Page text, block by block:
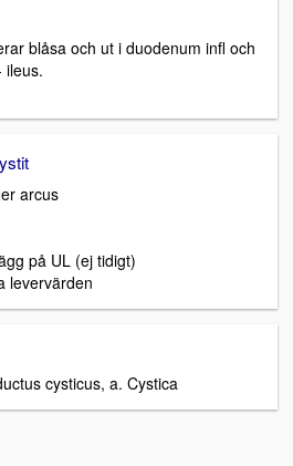
blåsa och ut i duodenum infl och
ileus.
arcus
på UL (ej tidigt)
levervärden
cysticus, a. Cystica